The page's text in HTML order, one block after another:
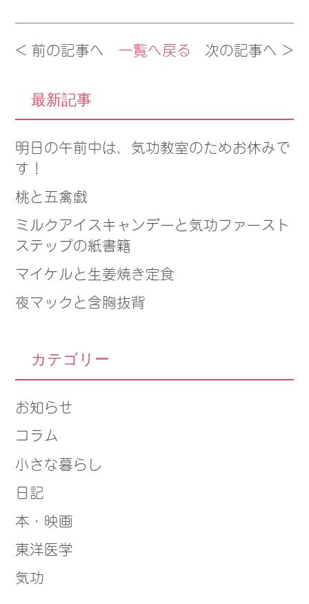
< 前の記事へ 一覧へ戻る 次の記事へ >
最新記事
明日の午前中は、気功教室のためお休みで
す！
桃と五禽戯
ミルクアイスキャンデーと気功ファースト
ステップの紙書籍
マイケルと生姜焼き定食
夜マックと含胸抜背
カテゴリー
お知らせ
コラム
小さな暮らし
日記
本・映画
東洋医学
気功